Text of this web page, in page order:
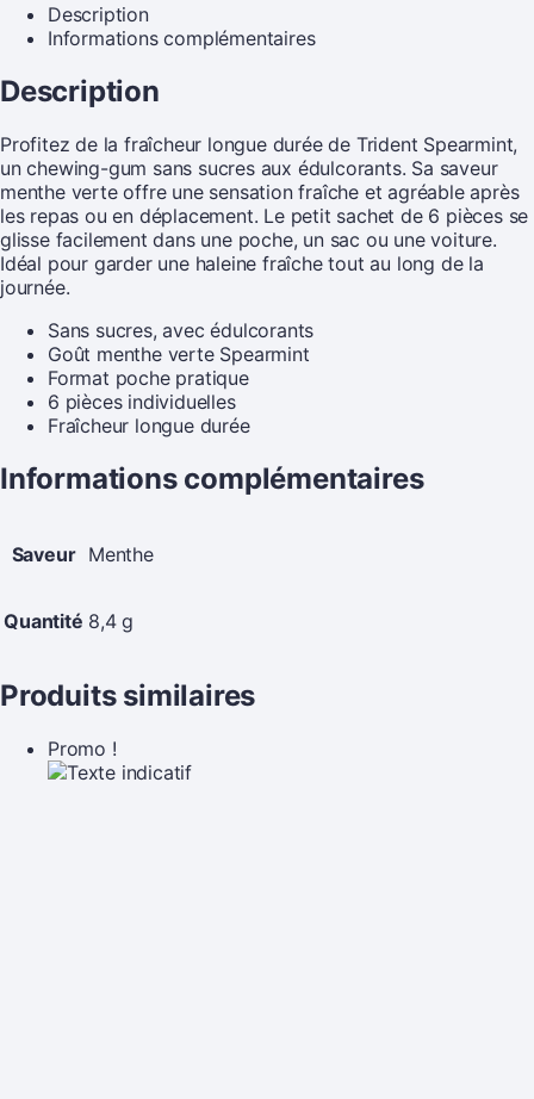
Description
Informations complémentaires
Description
Profitez de la fraîcheur longue durée de Trident Spearmint,
un chewing-gum sans sucres aux édulcorants. Sa saveur
menthe verte offre une sensation fraîche et agréable après
les repas ou en déplacement. Le petit sachet de 6 pièces se
glisse facilement dans une poche, un sac ou une voiture.
Idéal pour garder une haleine fraîche tout au long de la
journée.
Sans sucres, avec édulcorants
Goût menthe verte Spearmint
Format poche pratique
6 pièces individuelles
Fraîcheur longue durée
Informations complémentaires
Saveur Menthe
Quantité 8,4 g
Produits similaires
Promo !